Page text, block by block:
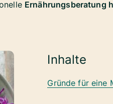
Ernährungsberatung
Inhalte
Gründe für eine